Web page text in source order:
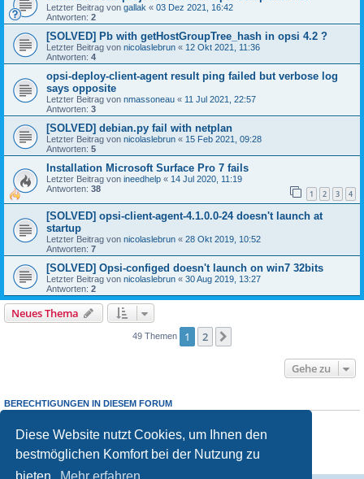
Diese Website nutzt Cookies, um Ihnen den
bestmöglichen Komfort bei der Nutzung zu
Letzter Beitrag von gallak « 03 Dez 2021, 16:42
Antworten: 2
[SOLVED] Pb with getHostGroupTree_hash in opsi 4.2 ?
Letzter Beitrag von nicolaslebrun « 12 Okt 2021, 11:36
Antworten: 4
opsi-deploy-client-agent result ping failed but verbose log
says opposite
Letzter Beitrag von nmassoneau « 11 Jul 2021, 22:57
Antworten: 3
[SOLVED] debian.py fail with netplan
Letzter Beitrag von nicolaslebrun « 15 Feb 2021, 09:28
Antworten: 5
Installation Microsoft Surface Pro 7 fails
Letzter Beitrag von ineedhelp « 14 Jul 2020, 11:19
Antworten: 38 1 2 3 4
[SOLVED] opsi-client-agent-4.1.0.0-24 doesn't launch at
startup
Letzter Beitrag von nicolaslebrun « 28 Okt 2019, 10:52
Antworten: 7
[SOLVED] Opsi-configed doesn't launch on win7 32bits
Letzter Beitrag von nicolaslebrun « 30 Aug 2019, 13:27
Antworten: 2
Neues Thema
49 Themen 1 2
Gehe zu
BERECHTIGUNGEN IN DIESEM FORUM
Sie dürfenkeineAntworten zu Themen in diesem Forum erstellen.
Sie dürfen Ihre Beiträge in diesem Forumnicht ändern.
Sie dürfen Ihre Beiträge in diesem Forumnichtlöschen.
keine